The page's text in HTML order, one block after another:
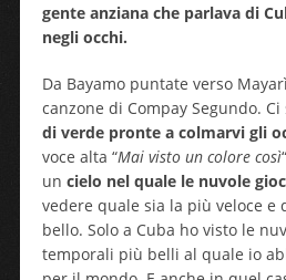
gente anziana che parlava di
negli occhi.
Da Bayamo puntate verso
canzone di Compay Segundo.
di verde pronte a colmarvi gli
voce alta “Mai visto un colore così
un cielo nel quale le nuvole
vedere quale sia la più veloce e
bello. Solo a Cuba ho visto le
temporali più belli al quale io